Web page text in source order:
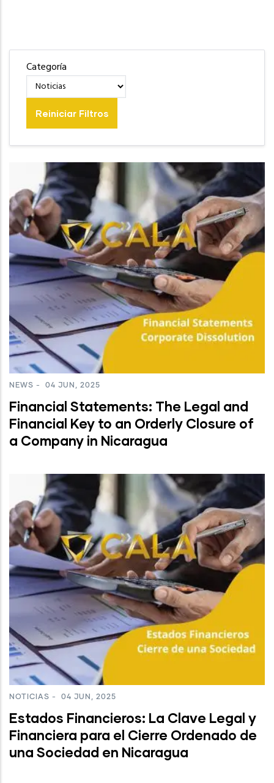
Categoría
NEWS - 04 JUN, 2025
Financial Statements: The Legal and
Financial Key to an Orderly Closure of
a Company in Nicaragua
NOTICIAS - 04 JUN, 2025
Estados Financieros: La Clave Legal y
Financiera para el Cierre Ordenado de
una Sociedad en Nicaragua